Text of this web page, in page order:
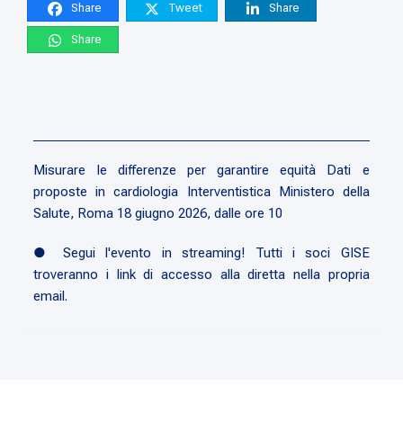
Share Tweet Share
Share
Misurare le differenze per garantire equità Dati e
proposte in cardiologia Interventistica Ministero della
Salute, Roma 18 giugno 2026, dalle ore 10
● Segui l'evento in streaming! Tutti i soci GISE
troveranno i link di accesso alla diretta nella propria
email.